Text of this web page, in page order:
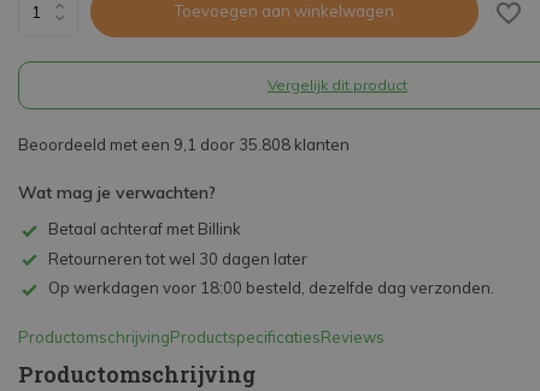
Toevoegen aan winkelwagen
Vergelijk dit product
Beoordeeld met een 9,1 door 35.808 klanten
Wat mag je verwachten?
Betaal achteraf met Billink
Retourneren tot wel 30 dagen later
Op werkdagen voor 18:00 besteld, dezelfde dag verzonden.
ProductomschrijvingProductspecificatiesReviews
Productomschrijving